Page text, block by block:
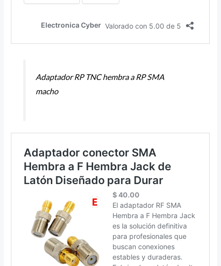
Adaptador RP TNC hembra a RP SMA
macho